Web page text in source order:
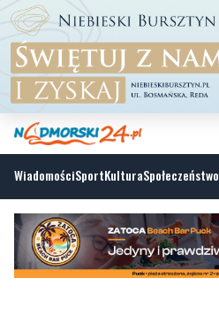
WiadomościSportKulturaSpołeczeństwo